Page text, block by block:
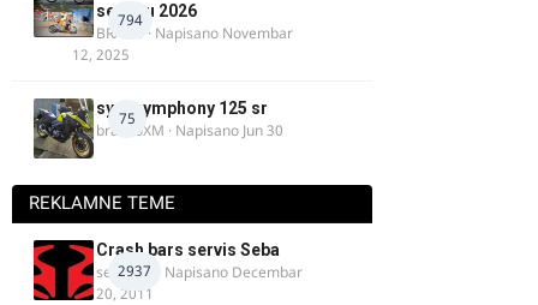
794
sezonu 2026
BRACO · Napisano Novembar
12, 2025
75
sym symphony 125 sr
brankoXM · Napisano Jun 30
REKLAMNE TEME
2937
Crash bars servis Seba
seba011 · Napisano Decembar
20, 2011